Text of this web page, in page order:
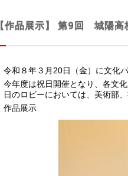
【作品展示】 第9回 城陽高
令和８年３月20日（金）に文化
今年度は祝日開催となり、各文
日のロビーにおいては、美術部
作品展示